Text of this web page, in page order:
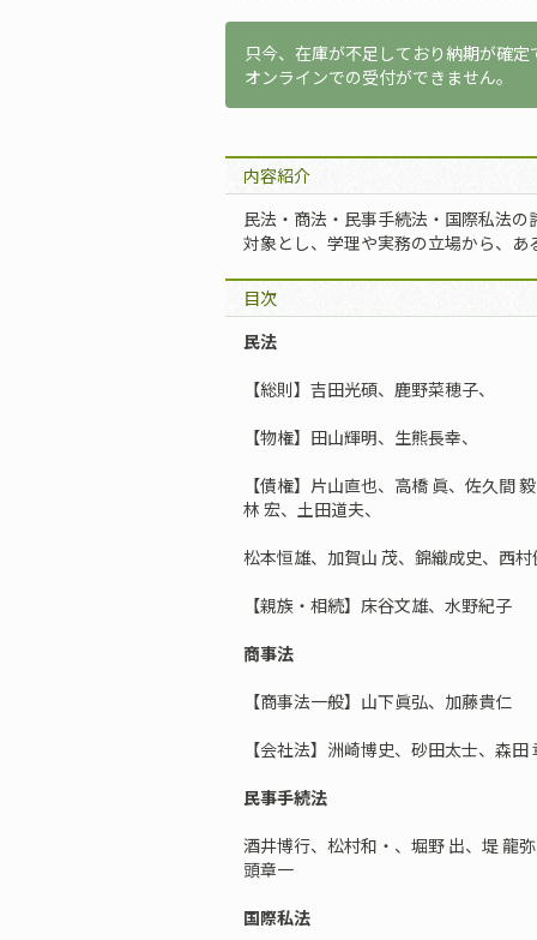
只今、在庫が不足しており納期が確定
オンラインでの受付ができません。
内容紹介
民法・商法・民事手続法・国際私法
対象とし、学理や実務の立場から、あ
目次
民法
【総則】吉田光碩、鹿野菜穂子、
【物権】田山輝明、生熊長幸、
【債権】片山直也、高橋 眞、佐久間
林 宏、土田道夫、
松本恒雄、加賀山 茂、錦織成史、西村
【親族・相続】床谷文雄、水野紀子
商事法
【商事法一般】山下眞弘、加藤貴仁
【会社法】洲崎博史、砂田太士、森
民事手続法
酒井博行、松村和・、堀野 出、堤 龍
頭章一
国際私法